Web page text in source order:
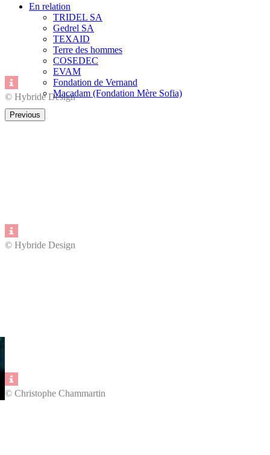
© Hybride Design
© Hybride Design
© Christophe Chammartin
En relation
TRIDEL SA
Gedrel SA
TEXAID
Terre des hommes
COSEDEC
EVAM
Fondation de Vernand
Macadam (Fondation Mère Sofia)
Previous